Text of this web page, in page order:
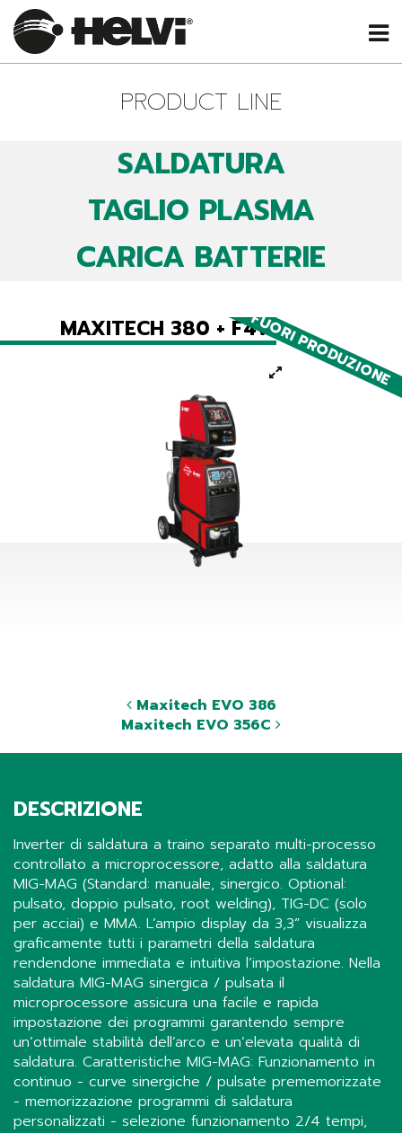
PRODUCT LINE
SALDATURA
TAGLIO PLASMA
CARICA BATTERIE
FUORI PRODUZIONE
MAXITECH 380 + F4W
Maxitech EVO 386
Maxitech EVO 356C
DESCRIZIONE
Inverter di saldatura a traino separato multi-processo
controllato a microprocessore, adatto alla saldatura
MIG-MAG (Standard: manuale, sinergico. Optional:
pulsato, doppio pulsato, root welding), TIG-DC (solo
per acciai) e MMA. L’ampio display da 3,3” visualizza
graficamente tutti i parametri della saldatura
rendendone immediata e intuitiva l’impostazione. Nella
saldatura MIG-MAG sinergica / pulsata il
microprocessore assicura una facile e rapida
impostazione dei programmi garantendo sempre
un’ottimale stabilità dell’arco e un’elevata qualità di
saldatura. Caratteristiche MIG-MAG: Funzionamento in
continuo - curve sinergiche / pulsate prememorizzate
- memorizzazione programmi di saldatura
personalizzati - selezione funzionamento 2/4 tempi,